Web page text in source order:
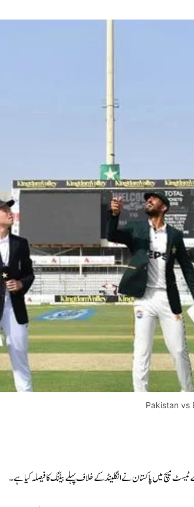
Pakistan vs
میچ میں پاکستان نے انگلینڈ کے خلاف پہلے بیٹنگ کا فیصلہ کیا ہے۔